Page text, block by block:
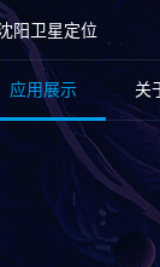
阳卫星定位
应用展示 关